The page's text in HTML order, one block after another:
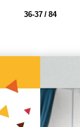
36-37 / 84